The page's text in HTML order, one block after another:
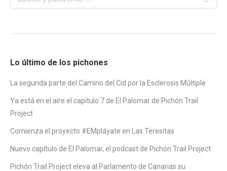
Lo último de los pichones
La segunda parte del Camino del Cid por la Esclerosis Múltiple
Ya está en el aire el capítulo 7 de El Palomar de Pichón Trail
Project
Comienza el proyecto #EMpláyate en Las Teresitas
Nuevo capítulo de El Palomar, el podcast de Pichón Trail Project
Pichón Trail Project eleva al Parlamento de Canarias su